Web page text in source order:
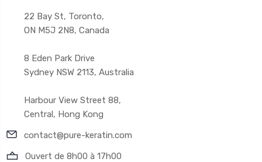
22 Bay St, Toronto,
ON M5J 2N8, Canada
8 Eden Park Drive
Sydney NSW 2113, Australia
Harbour View Street 88,
Central, Hong Kong
contact@pure-keratin.com
Ouvert de 8h00 à 17h00